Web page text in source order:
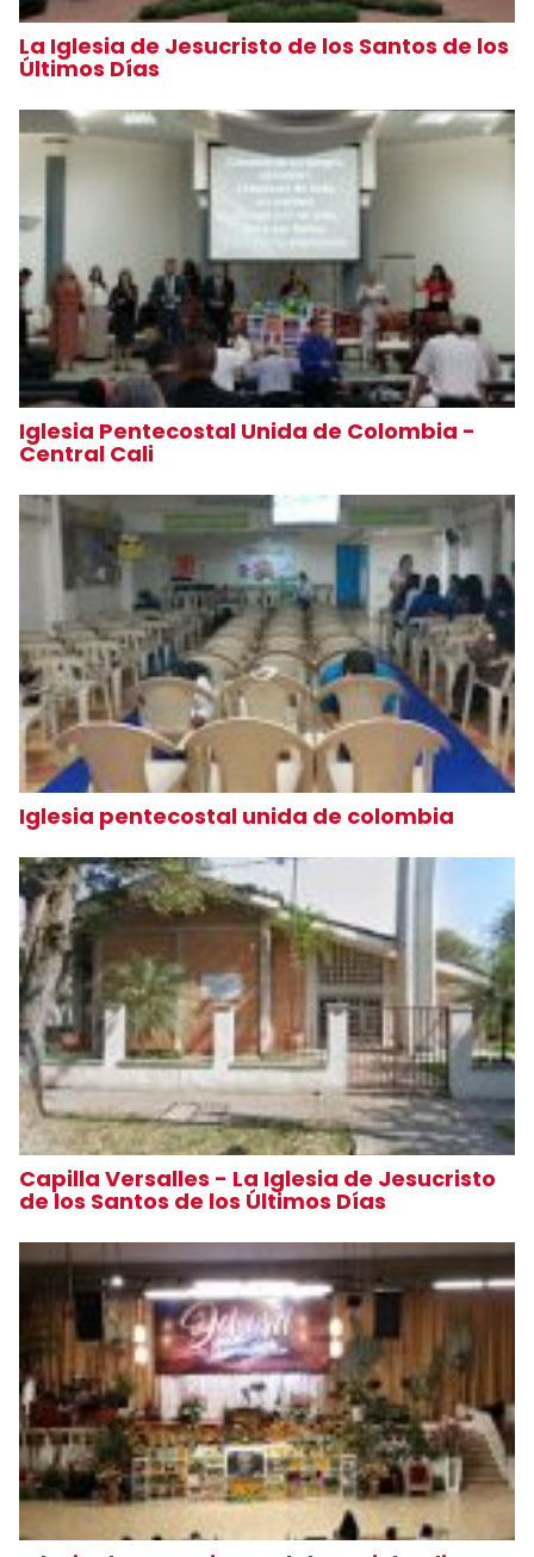
La Iglesia de Jesucristo de los Santos de los
Últimos Días
Iglesia Pentecostal Unida de Colombia -
Central Cali
Iglesia pentecostal unida de colombia
Capilla Versalles - La Iglesia de Jesucristo
de los Santos de los Últimos Días